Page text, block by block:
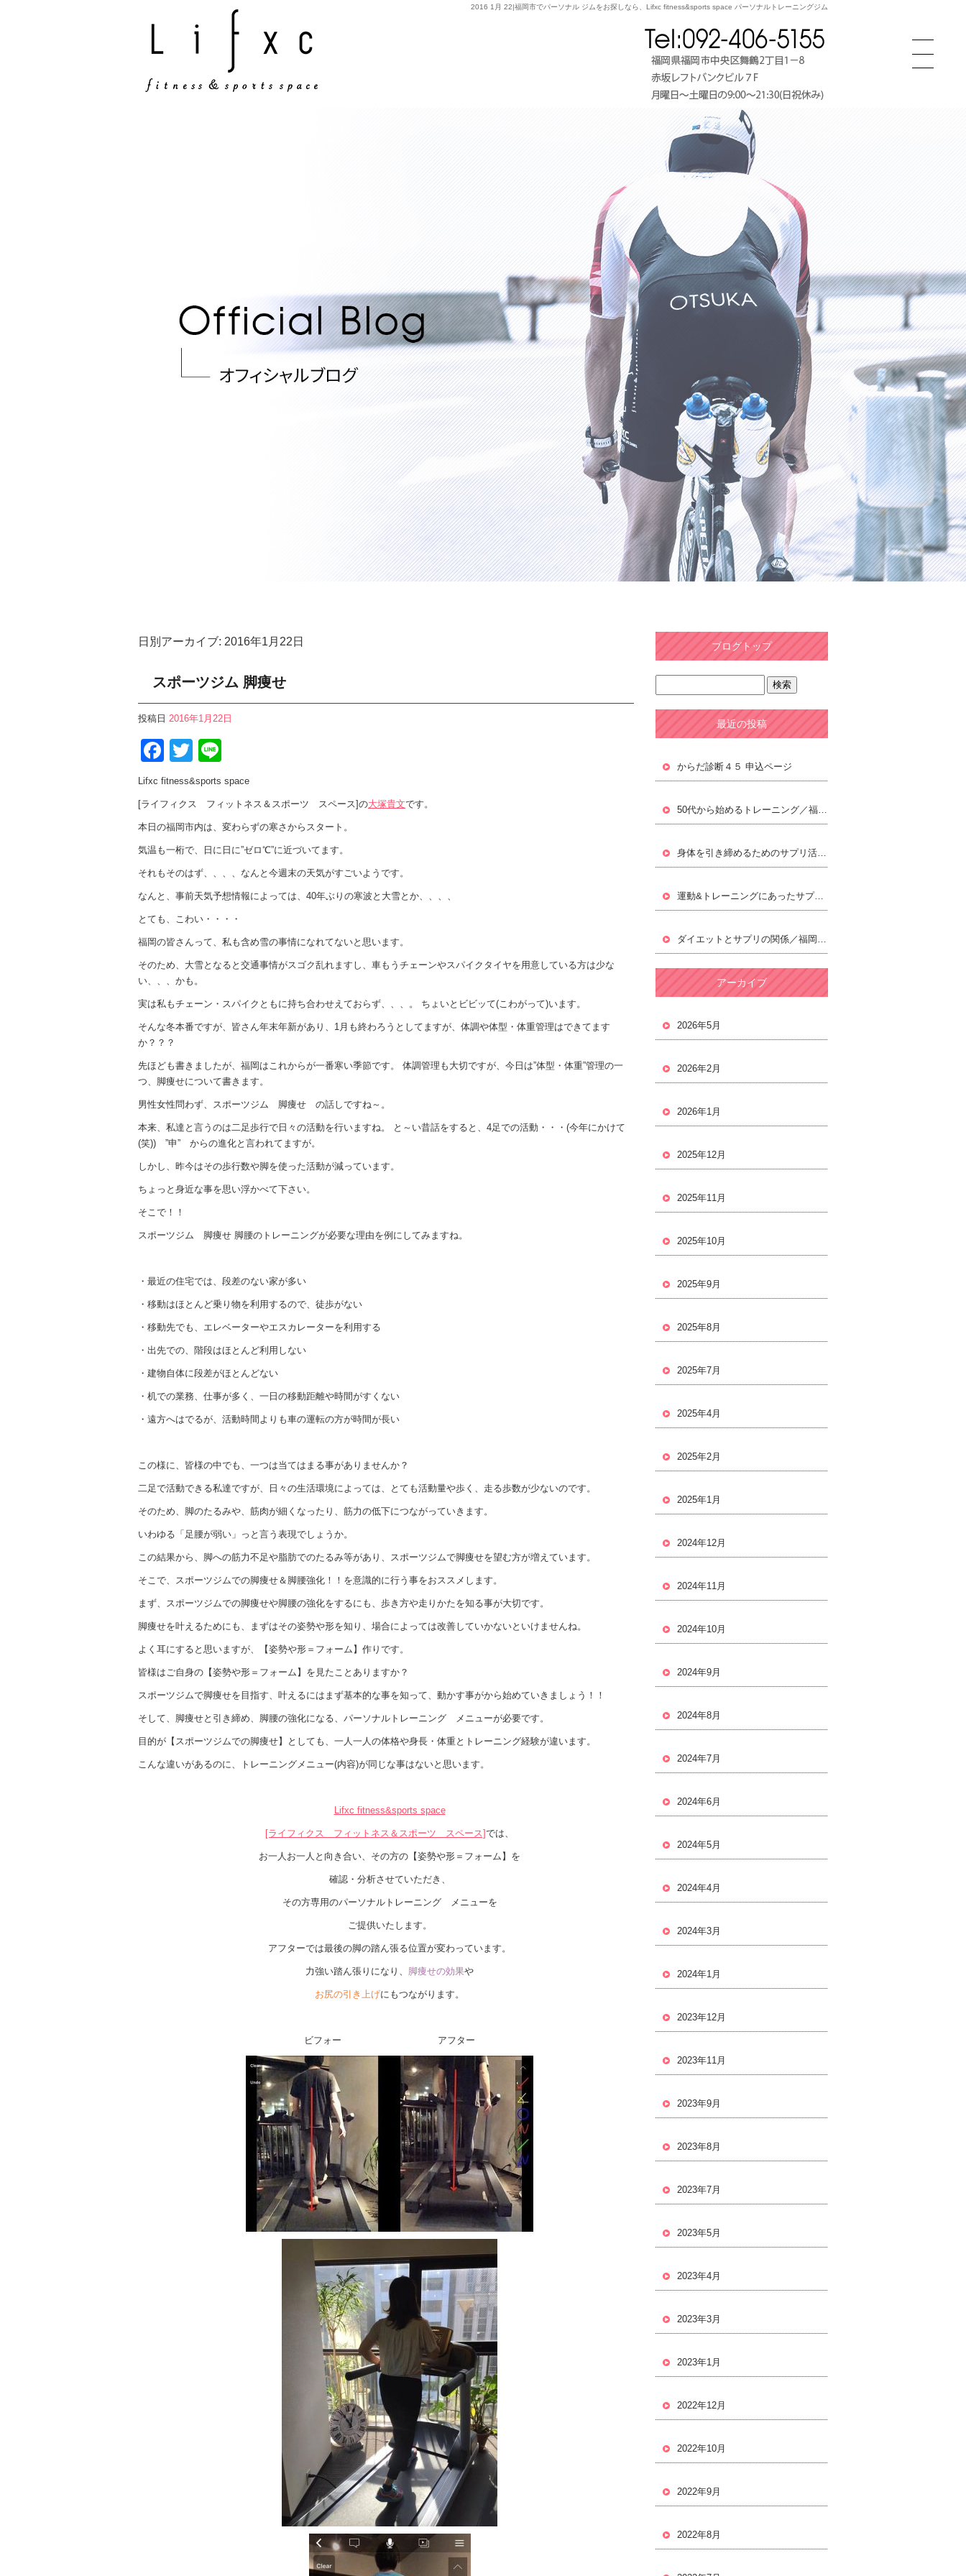
2016 1月 22|福岡市でパーソナル ジムをお探しなら、Lifxc fitness&sports space パーソナルトレーニングジム
日別アーカイブ: 2016年1月22日
スポーツジム 脚痩せ
投稿日 2016年1月22日
Facebook
Twitter
Lifxc fitness&sports space
[ライフィクス フィットネス＆スポーツ スペース]の大塚貴文です。
本日の福岡市内は、変わらずの寒さからスタート。
気温も一桁で、日に日に”ゼロ℃”に近づいてます。
それもそのはず、、、、なんと今週末の天気がすごいようです。
なんと、事前天気予想情報によっては、40年ぶりの寒波と大雪とか、、、、
とても、こわい・・・・
福岡の皆さんって、私も含め雪の事情になれてないと思います。
そのため、大雪となると交通事情がスゴク乱れますし、車もうチェーンやスパイクタイヤを用意している方は少な
い、、、かも。
実は私もチェーン・スパイクともに持ち合わせえておらず、、、。 ちょいとビビッて(こわがって)います。
そんな冬本番ですが、皆さん年末年新があり、1月も終わろうとしてますが、体調や体型・体重管理はできてます
か？？？
先ほども書きましたが、福岡はこれからが一番寒い季節です。 体調管理も大切ですが、今日は”体型・体重”管理の一
つ、脚痩せについて書きます。
男性女性問わず、スポーツジム 脚痩せ の話しですね～。
本来、私達と言うのは二足歩行で日々の活動を行いますね。 と～い昔話をすると、4足での活動・・・(今年にかけて
(笑)) ”申” からの進化と言われてますが。
しかし、昨今はその歩行数や脚を使った活動が減っています。
ちょっと身近な事を思い浮かべて下さい。
そこで！！
スポーツジム 脚痩せ 脚腰のトレーニングが必要な理由を例にしてみますね。
・最近の住宅では、段差のない家が多い
・移動はほとんど乗り物を利用するので、徒歩がない
・移動先でも、エレベーターやエスカレーターを利用する
・出先での、階段はほとんど利用しない
・建物自体に段差がほとんどない
・机での業務、仕事が多く、一日の移動距離や時間がすくない
・遠方へはでるが、活動時間よりも車の運転の方が時間が長い
この様に、皆様の中でも、一つは当てはまる事がありませんか？
二足で活動できる私達ですが、日々の生活環境によっては、とても活動量や歩く、走る歩数が少ないのです。
そのため、脚のたるみや、筋肉が細くなったり、筋力の低下につながっていきます。
いわゆる「足腰が弱い」っと言う表現でしょうか。
この結果から、脚への筋力不足や脂肪でのたるみ等があり、スポーツジムで脚痩せを望む方が増えています。
そこで、スポーツジムでの脚痩せ＆脚腰強化！！を意識的に行う事をおススメします。
まず、スポーツジムでの脚痩せや脚腰の強化をするにも、歩き方や走りかたを知る事が大切です。
脚痩せを叶えるためにも、まずはその姿勢や形を知り、場合によっては改善していかないといけませんね。
よく耳にすると思いますが、【姿勢や形＝フォーム】作りです。
皆様はご自身の【姿勢や形＝フォーム】を見たことありますか？
スポーツジムで脚痩せを目指す、叶えるにはまず基本的な事を知って、動かす事がから始めていきましょう！！
そして、脚痩せと引き締め、脚腰の強化になる、パーソナルトレーニング メニューが必要です。
目的が【スポーツジムでの脚痩せ】としても、一人一人の体格や身長・体重とトレーニング経験が違います。
こんな違いがあるのに、トレーニングメニュー(内容)が同じな事はないと思います。
Lifxc fitness&sports space
[ライフィクス フィットネス＆スポーツ スペース]では、
お一人お一人と向き合い、その方の【姿勢や形＝フォーム】を
確認・分析させていただき、
その方専用のパーソナルトレーニング メニューを
ご提供いたします。
アフターでは最後の脚の踏ん張る位置が変わっています。
力強い踏ん張りになり、 脚痩せの効果や
お尻の引き上げにもつながります。
ビフォー アフター
ブログトップ
最近の投稿
からだ診断４５ 申込ページ
50代から始めるトレーニング／福岡パーソナルトレーニングジムLifxc[ライフィクス]
身体を引き締めるためのサプリ活用／福岡パーソナルトレーニングジムLifxc[ライフィクス]
運動&トレーニングにあったサプリ／福岡パーソナルトレーニングジムLifxc[ライフィクス]
ダイエットとサプリの関係／福岡パーソナルトレーニングジムLifxc[ライフィクス]
アーカイブ
2026年5月
2026年2月
2026年1月
2025年12月
2025年11月
2025年10月
2025年9月
2025年8月
2025年7月
2025年4月
2025年2月
2025年1月
2024年12月
2024年11月
2024年10月
2024年9月
2024年8月
2024年7月
2024年6月
2024年5月
2024年4月
2024年3月
2024年1月
2023年12月
2023年11月
2023年9月
2023年8月
2023年7月
2023年5月
2023年4月
2023年3月
2023年1月
2022年12月
2022年10月
2022年9月
2022年8月